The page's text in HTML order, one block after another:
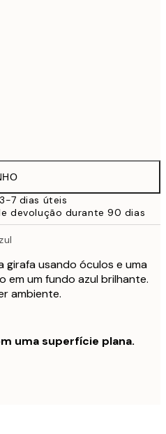
7 dias úteis
devolução durante 90 dias
girafa usando óculos e uma
em um fundo azul brilhante.
ambiente.
uma superfície plana.